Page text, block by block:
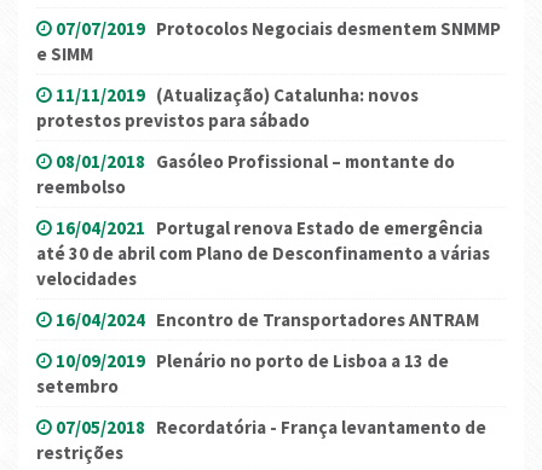
07/07/2019 Protocolos Negociais desmentem SNMMP
e SIMM
11/11/2019 (Atualização) Catalunha: novos
protestos previstos para sábado
08/01/2018 Gasóleo Profissional – montante do
reembolso
16/04/2021 Portugal renova Estado de emergência
até 30 de abril com Plano de Desconfinamento a várias
velocidades
16/04/2024 Encontro de Transportadores ANTRAM
10/09/2019 Plenário no porto de Lisboa a 13 de
setembro
07/05/2018 Recordatória - França levantamento de
restrições